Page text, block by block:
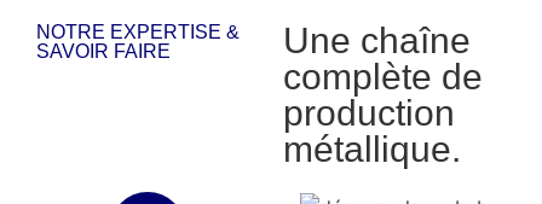
NOTRE EXPERTISE &
SAVOIR FAIRE
Une chaîne
complète de
production
métallique.